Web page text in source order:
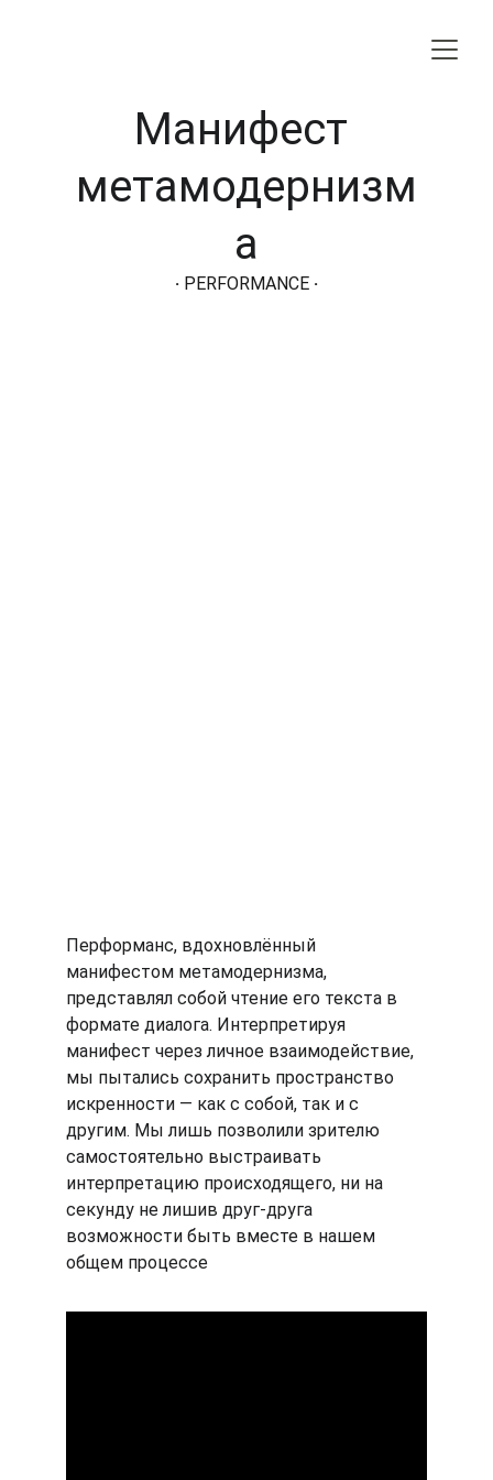
Перформанс, вдохновлённый
манифестом метамодернизма,
представлял собой чтение его текста в
формате диалога. Интерпретируя
манифест через личное взаимодействие,
мы пытались сохранить пространство
искренности — как с собой, так и с
другим. Мы лишь позволили зрителю
самостоятельно выстраивать
интерпретацию происходящего, ни на
секунду не лишив друг-друга
возможности быть вместе в нашем
общем процессе
Манифест
метамодернизм
а
· PERFORMANCE ·